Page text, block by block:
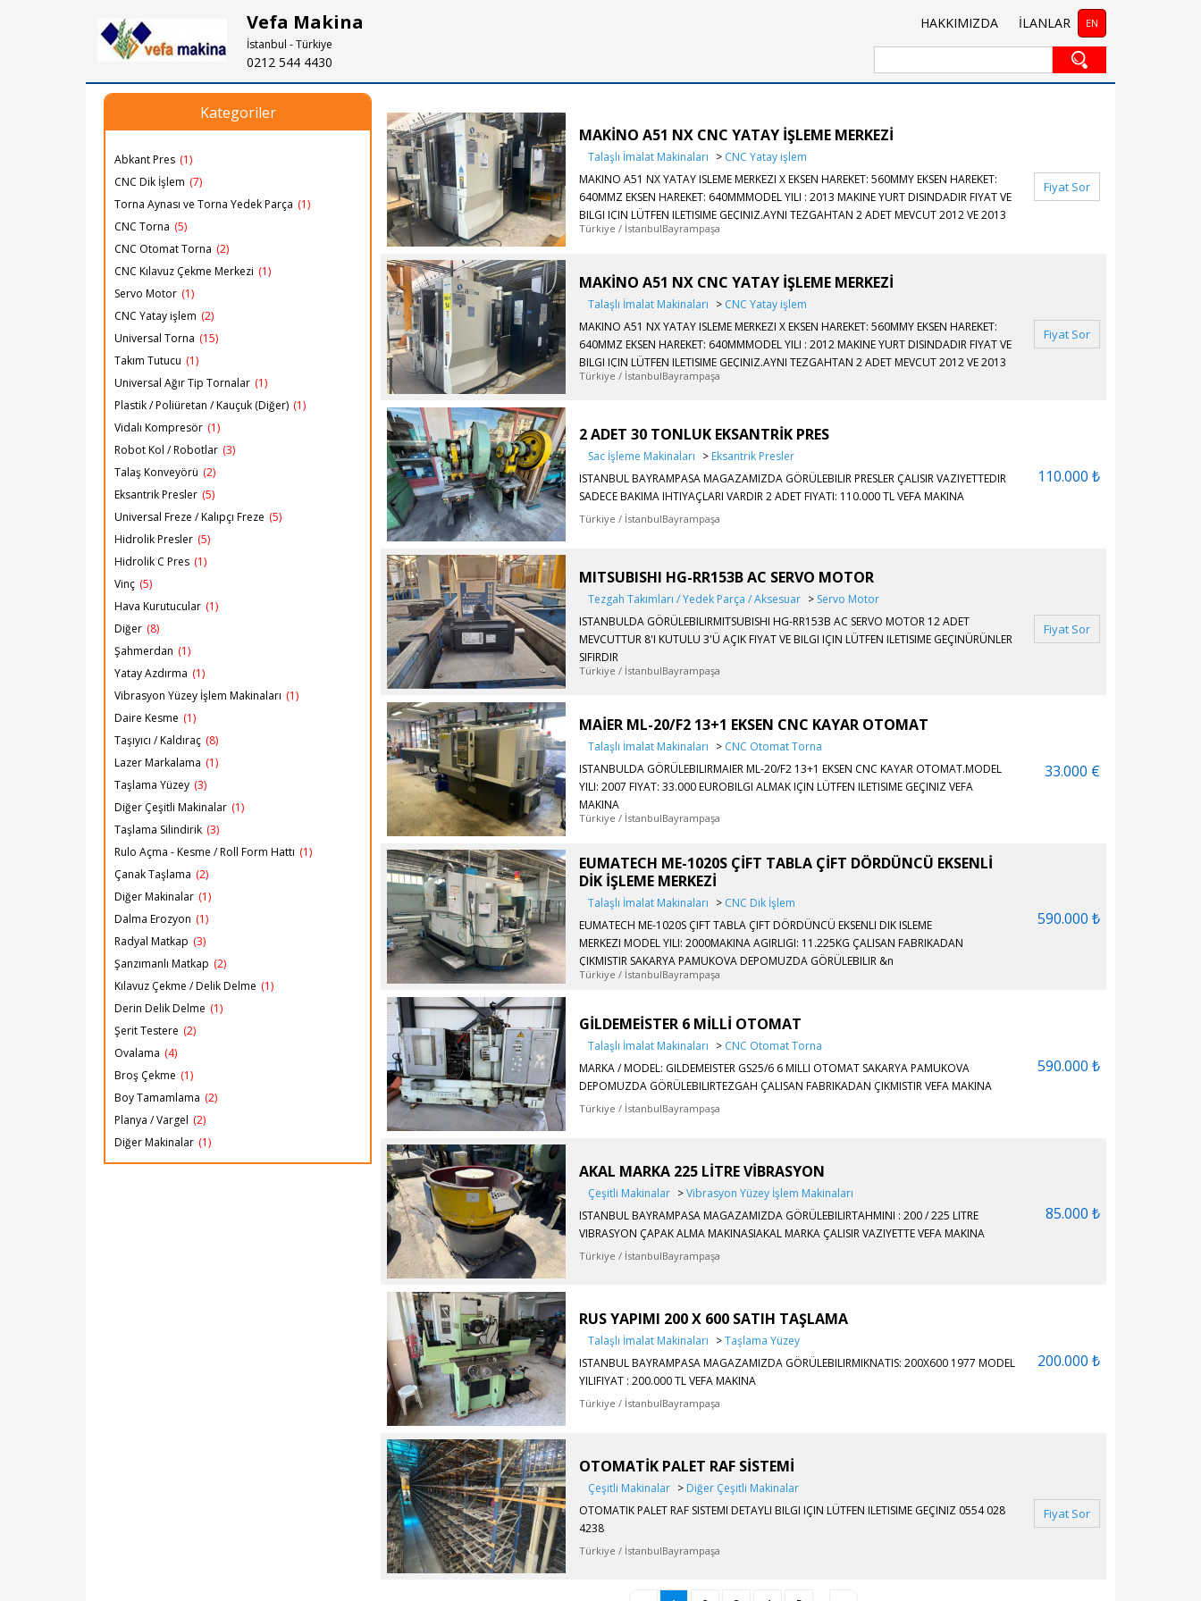
Vefa Makina
İstanbul - Türkiye
0212 544 4430
HAKKIMIZDA İLANLAR EN
Kategoriler
Abkant Pres (1)
CNC Dik İşlem (7)
Torna Aynası ve Torna Yedek Parça (1)
CNC Torna (5)
CNC Otomat Torna (2)
CNC Kılavuz Çekme Merkezi (1)
Servo Motor (1)
CNC Yatay işlem (2)
Universal Torna (15)
Takım Tutucu (1)
Universal Ağır Tip Tornalar (1)
Plastik / Poliüretan / Kauçuk (Diğer) (1)
Vidalı Kompresör (1)
Robot Kol / Robotlar (3)
Talaş Konveyörü (2)
Eksantrik Presler (5)
Universal Freze / Kalıpçı Freze (5)
Hidrolik Presler (5)
Hidrolik C Pres (1)
Vinç (5)
Hava Kurutucular (1)
Diğer (8)
Şahmerdan (1)
Yatay Azdırma (1)
Vibrasyon Yüzey İşlem Makinaları (1)
Daire Kesme (1)
Taşıyıcı / Kaldıraç (8)
Lazer Markalama (1)
Taşlama Yüzey (3)
Diğer Çeşitli Makinalar (1)
Taşlama Silindirik (3)
Rulo Açma - Kesme / Roll Form Hattı (1)
Çanak Taşlama (2)
Diğer Makinalar (1)
Dalma Erozyon (1)
Radyal Matkap (3)
Şanzımanlı Matkap (2)
Kılavuz Çekme / Delik Delme (1)
Derin Delik Delme (1)
Şerit Testere (2)
Ovalama (4)
Broş Çekme (1)
Boy Tamamlama (2)
Planya / Vargel (2)
Diğer Makinalar (1)
MAKİNO A51 NX CNC YATAY İŞLEME MERKEZİ
Talaşlı İmalat Makinaları > CNC Yatay işlem
MAKINO A51 NX YATAY ISLEME MERKEZI X EKSEN HAREKET: 560MMY EKSEN HAREKET:
640MMZ EKSEN HAREKET: 640MMMODEL YILI : 2013 MAKINE YURT DISINDADIR FIYAT VE
BILGI IÇIN LÜTFEN ILETISIME GEÇINIZ.AYNI TEZGAHTAN 2 ADET MEVCUT 2012 VE 2013
MODEL
Türkiye / İstanbulBayrampaşa
Fiyat Sor
MAKİNO A51 NX CNC YATAY İŞLEME MERKEZİ
Talaşlı İmalat Makinaları > CNC Yatay işlem
MAKINO A51 NX YATAY ISLEME MERKEZI X EKSEN HAREKET: 560MMY EKSEN HAREKET:
640MMZ EKSEN HAREKET: 640MMMODEL YILI : 2012 MAKINE YURT DISINDADIR FIYAT VE
BILGI IÇIN LÜTFEN ILETISIME GEÇINIZ.AYNI TEZGAHTAN 2 ADET MEVCUT 2012 VE 2013
MODEL
Türkiye / İstanbulBayrampaşa
Fiyat Sor
2 ADET 30 TONLUK EKSANTRİK PRES
Sac İşleme Makinaları > Eksantrik Presler
ISTANBUL BAYRAMPASA MAGAZAMIZDA GÖRÜLEBILIR PRESLER ÇALISIR VAZIYETTEDIR
SADECE BAKIMA IHTIYAÇLARI VARDIR 2 ADET FIYATI: 110.000 TL VEFA MAKINA
Türkiye / İstanbulBayrampaşa
110.000 ₺
MITSUBISHI HG-RR153B AC SERVO MOTOR
Tezgah Takımları / Yedek Parça / Aksesuar > Servo Motor
ISTANBULDA GÖRÜLEBILIRMITSUBISHI HG-RR153B AC SERVO MOTOR 12 ADET
MEVCUTTUR 8'I KUTULU 3'Ü AÇIK FIYAT VE BILGI IÇIN LÜTFEN ILETISIME GEÇINÜRÜNLER
SIFIRDIR
Türkiye / İstanbulBayrampaşa
Fiyat Sor
MAİER ML-20/F2 13+1 EKSEN CNC KAYAR OTOMAT
Talaşlı İmalat Makinaları > CNC Otomat Torna
ISTANBULDA GÖRÜLEBILIRMAIER ML-20/F2 13+1 EKSEN CNC KAYAR OTOMAT.MODEL
YILI: 2007 FIYAT: 33.000 EUROBILGI ALMAK IÇIN LÜTFEN ILETISIME GEÇINIZ VEFA
MAKINA
Türkiye / İstanbulBayrampaşa
33.000 €
EUMATECH ME-1020S ÇİFT TABLA ÇİFT DÖRDÜNCÜ EKSENLİ
DİK İŞLEME MERKEZİ
Talaşlı İmalat Makinaları > CNC Dik İşlem
EUMATECH ME-1020S ÇIFT TABLA ÇIFT DÖRDÜNCÜ EKSENLI DIK ISLEME
MERKEZI MODEL YILI: 2000MAKINA AGIRLIGI: 11.225KG ÇALISAN FABRIKADAN
ÇIKMISTIR SAKARYA PAMUKOVA DEPOMUZDA GÖRÜLEBILIR &n
Türkiye / İstanbulBayrampaşa
590.000 ₺
GİLDEMEİSTER 6 MİLLİ OTOMAT
Talaşlı İmalat Makinaları > CNC Otomat Torna
MARKA / MODEL: GILDEMEISTER GS25/6 6 MILLI OTOMAT SAKARYA PAMUKOVA
DEPOMUZDA GÖRÜLEBILIRTEZGAH ÇALISAN FABRIKADAN ÇIKMISTIR VEFA MAKINA
Türkiye / İstanbulBayrampaşa
590.000 ₺
AKAL MARKA 225 LİTRE VİBRASYON
Çeşitli Makinalar >Vibrasyon Yüzey İşlem Makinaları
ISTANBUL BAYRAMPASA MAGAZAMIZDA GÖRÜLEBILIRTAHMINI : 200 / 225 LITRE
VIBRASYON ÇAPAK ALMA MAKINASIAKAL MARKA ÇALISIR VAZIYETTE VEFA MAKINA
Türkiye / İstanbulBayrampaşa
85.000 ₺
RUS YAPIMI 200 X 600 SATIH TAŞLAMA
Talaşlı İmalat Makinaları >Taşlama Yüzey
ISTANBUL BAYRAMPASA MAGAZAMIZDA GÖRÜLEBILIRMIKNATIS: 200X600 1977 MODEL
YILIFIYAT : 200.000 TL VEFA MAKINA
Türkiye / İstanbulBayrampaşa
200.000 ₺
OTOMATİK PALET RAF SİSTEMİ
Çeşitli Makinalar > Diğer Çeşitli Makinalar
OTOMATIK PALET RAF SISTEMI DETAYLI BILGI IÇIN LÜTFEN ILETISIME GEÇINIZ 0554 028
4238
Türkiye / İstanbulBayrampaşa
Fiyat Sor